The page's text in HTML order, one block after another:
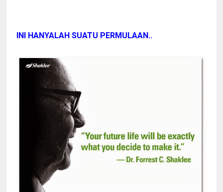
INI HANYALAH SUATU PERMULAAN..